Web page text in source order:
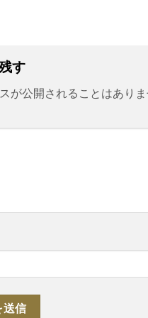
す
が公開されることはありま